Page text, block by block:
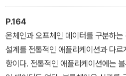
위 라인에 있는 아티팩트의 이름은 스
야 하는데, 이 경우에는 Ballot이다.
P.164
온체인과 오프체인 데이터를 구분하
설계를 전통적인 애플리케이션과 다
항이다. 전통적인 애플리케이션에는